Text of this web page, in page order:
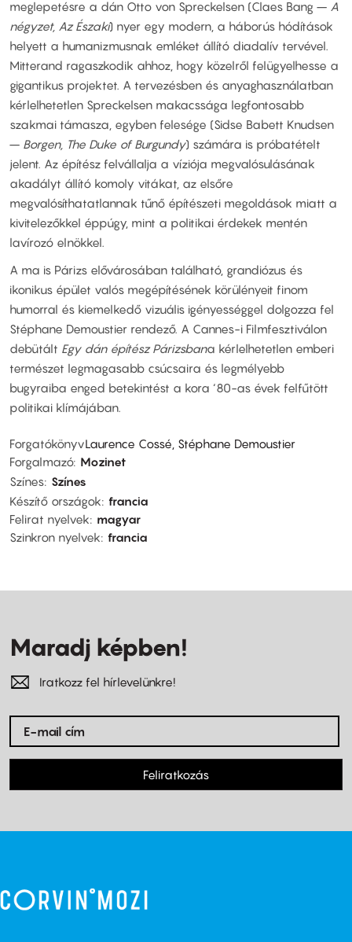
meglepetésre a dán Otto von Spreckelsen (Claes Bang – A
négyzet, Az Északi) nyer egy modern, a háborús hódítások
helyett a humanizmusnak emléket állító diadalív tervével.
Mitterand ragaszkodik ahhoz, hogy közelről felügyelhesse a
gigantikus projektet. A tervezésben és anyaghasználatban
kérlelhetetlen Spreckelsen makacssága legfontosabb
szakmai támasza, egyben felesége (Sidse Babett Knudsen
– Borgen, The Duke of Burgundy) számára is próbatételt
jelent. Az építész felvállalja a víziója megvalósulásának
akadályt állító komoly vitákat, az elsőre
megvalósíthatatlannak tűnő építészeti megoldások miatt a
kivitelezőkkel éppúgy, mint a politikai érdekek mentén
lavírozó elnökkel.
A ma is Párizs elővárosában található, grandiózus és
ikonikus épület valós megépítésének körülényeit finom
humorral és kiemelkedő vizuális igényességgel dolgozza fel
Stéphane Demoustier rendező. A Cannes-i Filmfesztiválon
debütált Egy dán építész Párizsbana kérlelhetetlen emberi
természet legmagasabb csúcsaira és legmélyebb
bugyraiba enged betekintést a kora ‘80-as évek felfűtött
politikai klímájában.
ForgatókönyvLaurence Cossé, Stéphane Demoustier
Forgalmazó Mozinet
Színes Színes
Készítő országok francia
Felirat nyelvek
magyar
Szinkron nyelvek francia
Maradj képben!
Iratkozz fel hírlevelünkre!
Feliratkozás